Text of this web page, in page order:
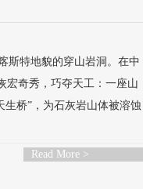
斯特地貌的穿山岩洞。在中
宏奇秀，巧夺天工：一座山
桥”，为石灰岩山体被溶蚀
Read More >